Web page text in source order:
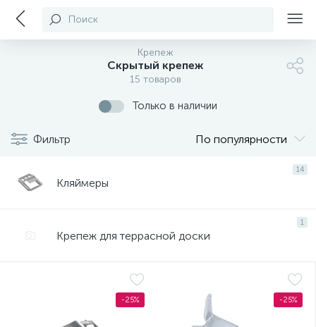
Поиск
Крепеж
Скрытый крепеж
15 товаров
Только в наличии
Фильтр По популярности
14
Кляймеры
1
Крепеж для террасной доски
-25% -25%